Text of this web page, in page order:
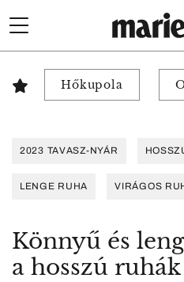
Hőkupola
2023 TAVASZ-NYÁR
LENGE RUHA VIRÁGOS
Könnyű és
a hosszú ruhák